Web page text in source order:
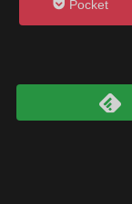
Pocket